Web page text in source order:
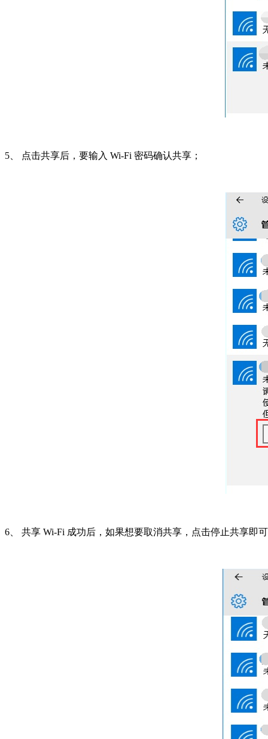
5、 点击共享后，要输入 Wi-Fi 密码确认共享；
6、 共享 Wi-Fi 成功后，如果想要取消共享，点击停止共享即